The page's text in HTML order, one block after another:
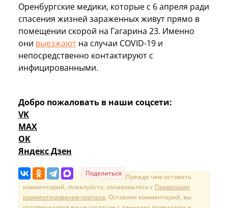
Оренбургские медики, которые с 6 апреля ради
спасения жизней зараженных живут прямо в
помещении скорой на Гагарина 23. Именно
они выезжают на случаи COVID-19 и
непосредственно контактируют с
инфицированными.
Добро пожаловать в наши соцсети:
VK
MAX
OK
Яндекс Дзен
Поделиться Прежде чем оставить
комментарий, пожалуйста, ознакомьтесь с Правилами
комментирования портала. Оставляя комментарий, вы